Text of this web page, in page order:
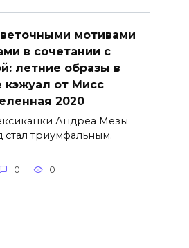
мотивами
в сочетании с
летние образы в
кэжуал от Мисс
2020
Андреа Мезы
стал триумфальным.
0 0